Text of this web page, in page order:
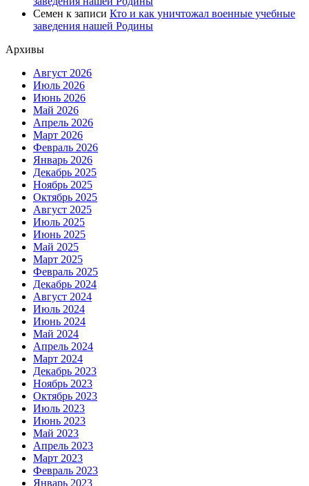
Семен к записи Кто и как уничтожал военные учебные
заведения нашей Родины
Архивы
Август 2026
Июль 2026
Июнь 2026
Май 2026
Апрель 2026
Март 2026
Февраль 2026
Январь 2026
Декабрь 2025
Ноябрь 2025
Октябрь 2025
Август 2025
Июль 2025
Июнь 2025
Май 2025
Март 2025
Февраль 2025
Декабрь 2024
Август 2024
Июль 2024
Июнь 2024
Май 2024
Апрель 2024
Март 2024
Декабрь 2023
Ноябрь 2023
Октябрь 2023
Июль 2023
Июнь 2023
Май 2023
Апрель 2023
Март 2023
Февраль 2023
Январь 2023